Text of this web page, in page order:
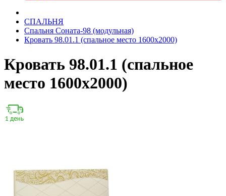
СПАЛЬНЯ
Спальня Соната-98 (модульная)
Кровать 98.01.1 (спальное место 1600х2000)
Кровать 98.01.1 (спальное
место 1600х2000)